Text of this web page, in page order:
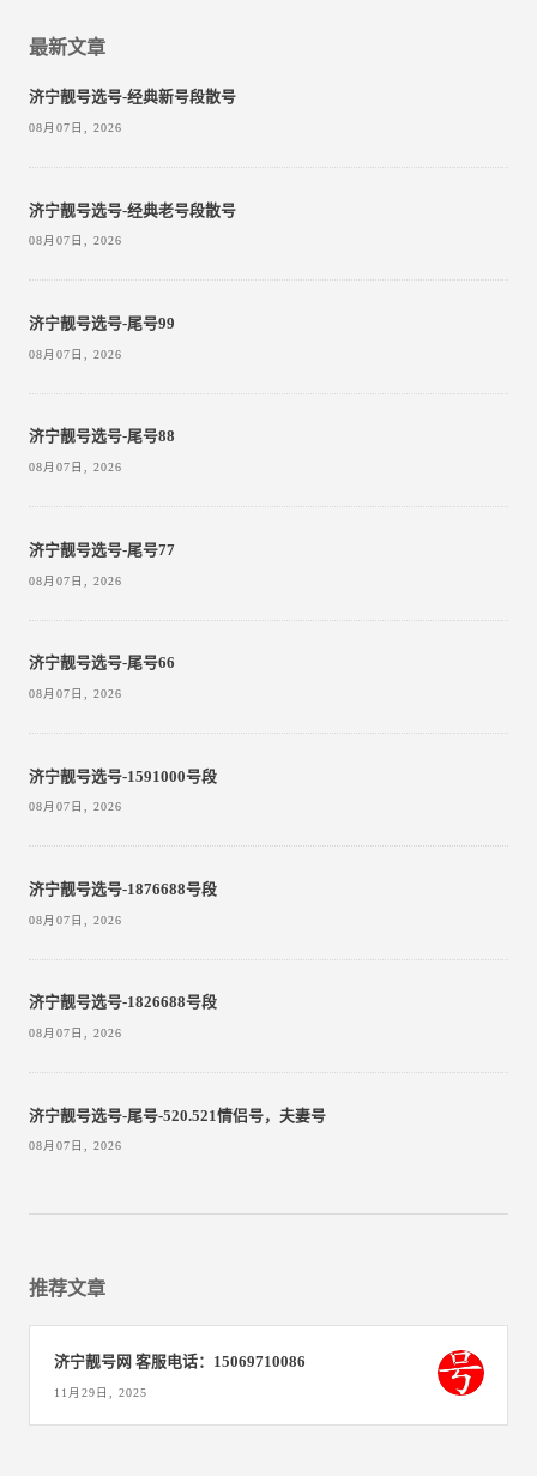
最新文章
济宁靓号选号-经典新号段散号
08月07日, 2026
济宁靓号选号-经典老号段散号
08月07日, 2026
济宁靓号选号-尾号99
08月07日, 2026
济宁靓号选号-尾号88
08月07日, 2026
济宁靓号选号-尾号77
08月07日, 2026
济宁靓号选号-尾号66
08月07日, 2026
济宁靓号选号-1591000号段
08月07日, 2026
济宁靓号选号-1876688号段
08月07日, 2026
济宁靓号选号-1826688号段
08月07日, 2026
济宁靓号选号-尾号-520.521情侣号，夫妻号
08月07日, 2026
推荐文章
济宁靓号网 客服电话：15069710086
11月29日, 2025